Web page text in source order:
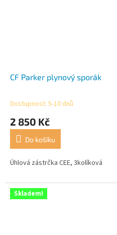
CF Parker plynový sporák
Průměrné
produktu
5,0
5
Dostupnost: 5-10 dnů
2 850 Kč
Do košíku
Úhlová zástrčka CEE, 3kolíková
Skladem!